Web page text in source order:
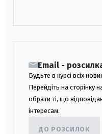
Email -
Будьте в курсі всіх
Перейдіть на сторінку
обрати ті, що
інтересам.
ДО РОЗСИЛОК